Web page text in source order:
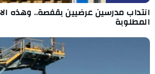
انتداب مدرسين عرضيين بقفصة.. وهذه
المطلوبة